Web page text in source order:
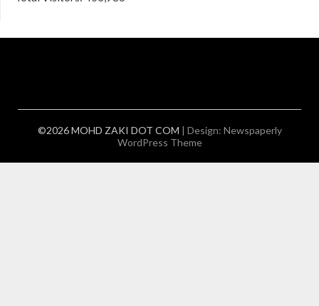
©2026 MOHD ZAKI DOT COM | Design: Newspaperly
WordPress Theme